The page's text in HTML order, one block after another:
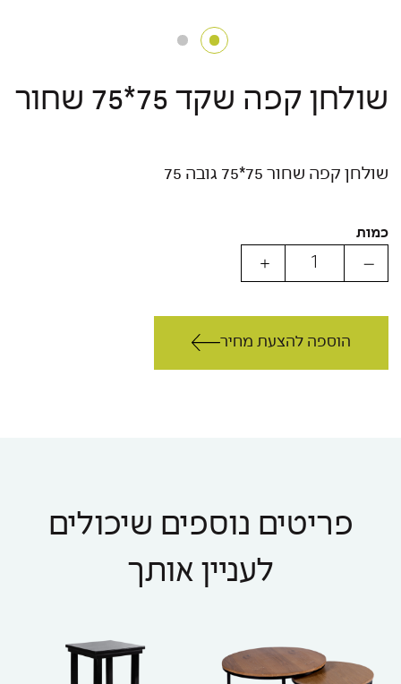
שולחן קפה שקד 75*75 שחור
שולחן קפה שחור 75*75 גובה 75
כמות
הוספה להצעת מחיר
פריטים נוספים שיכולים
לעניין אותך